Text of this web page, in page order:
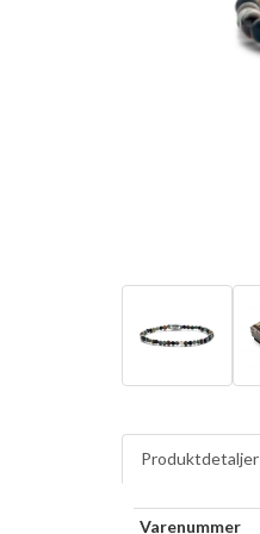
Produktdetaljer
Varenummer